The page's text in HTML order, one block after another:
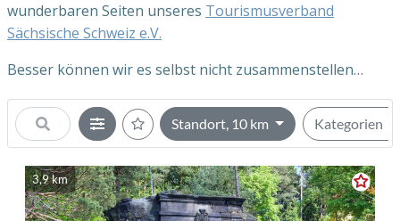
wunderbaren Seiten unseres Tourismusverband
Sächsische Schweiz e.V.
Besser können wir es selbst nicht zusammenstellen…